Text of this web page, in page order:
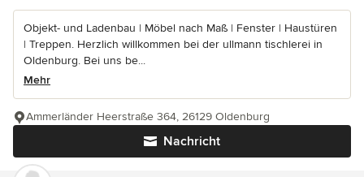
Objekt- und Ladenbau | Möbel nach Maß | Fenster | Haustüren
| Treppen. Herzlich willkommen bei der ullmann tischlerei in
Oldenburg. Bei uns be...
Mehr
Nachricht
Ammerländer Heerstraße 364, 26129 Oldenburg